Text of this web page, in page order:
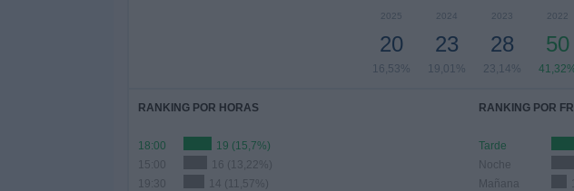
2025
20
16,53%
2024
23
19,01%
2023
28
23,14%
2022
50
RANKING POR HORAS
18:00
19 (15,7%)
15:00
16 (13,22%)
19:30
14 (11,57%)
RANKING POR
Tarde
Noche
Mañana